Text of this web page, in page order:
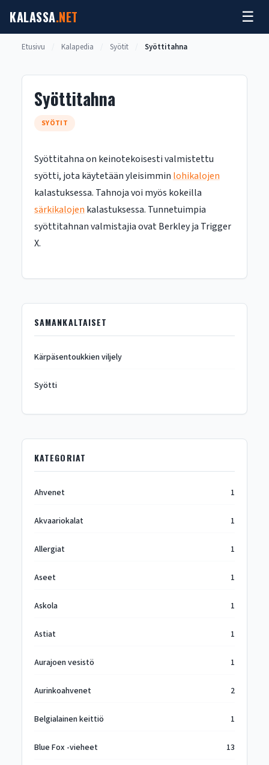
sisältöön
KALASSA.NET ☰
Etusivu Kalapedia Syötit Syöttitahna
Syöttitahna
SYÖTIT
Syöttitahna on keinotekoisesti valmistettu
syötti, jota käytetään yleisimmin lohikalojen
kalastuksessa. Tahnoja voi myös kokeilla
särkikalojen kalastuksessa. Tunnetuimpia
syöttitahnan valmistajia ovat Berkley ja Trigger
X.
SAMANKALTAISET
Kärpäsentoukkien viljely
Syötti
KATEGORIAT
Ahvenet 1
Akvaariokalat 1
Allergiat 1
Aseet 1
Askola 1
Astiat 1
Aurajoen vesistö 1
Aurinkoahvenet 2
Belgialainen keittiö 1
Blue Fox -vieheet 13